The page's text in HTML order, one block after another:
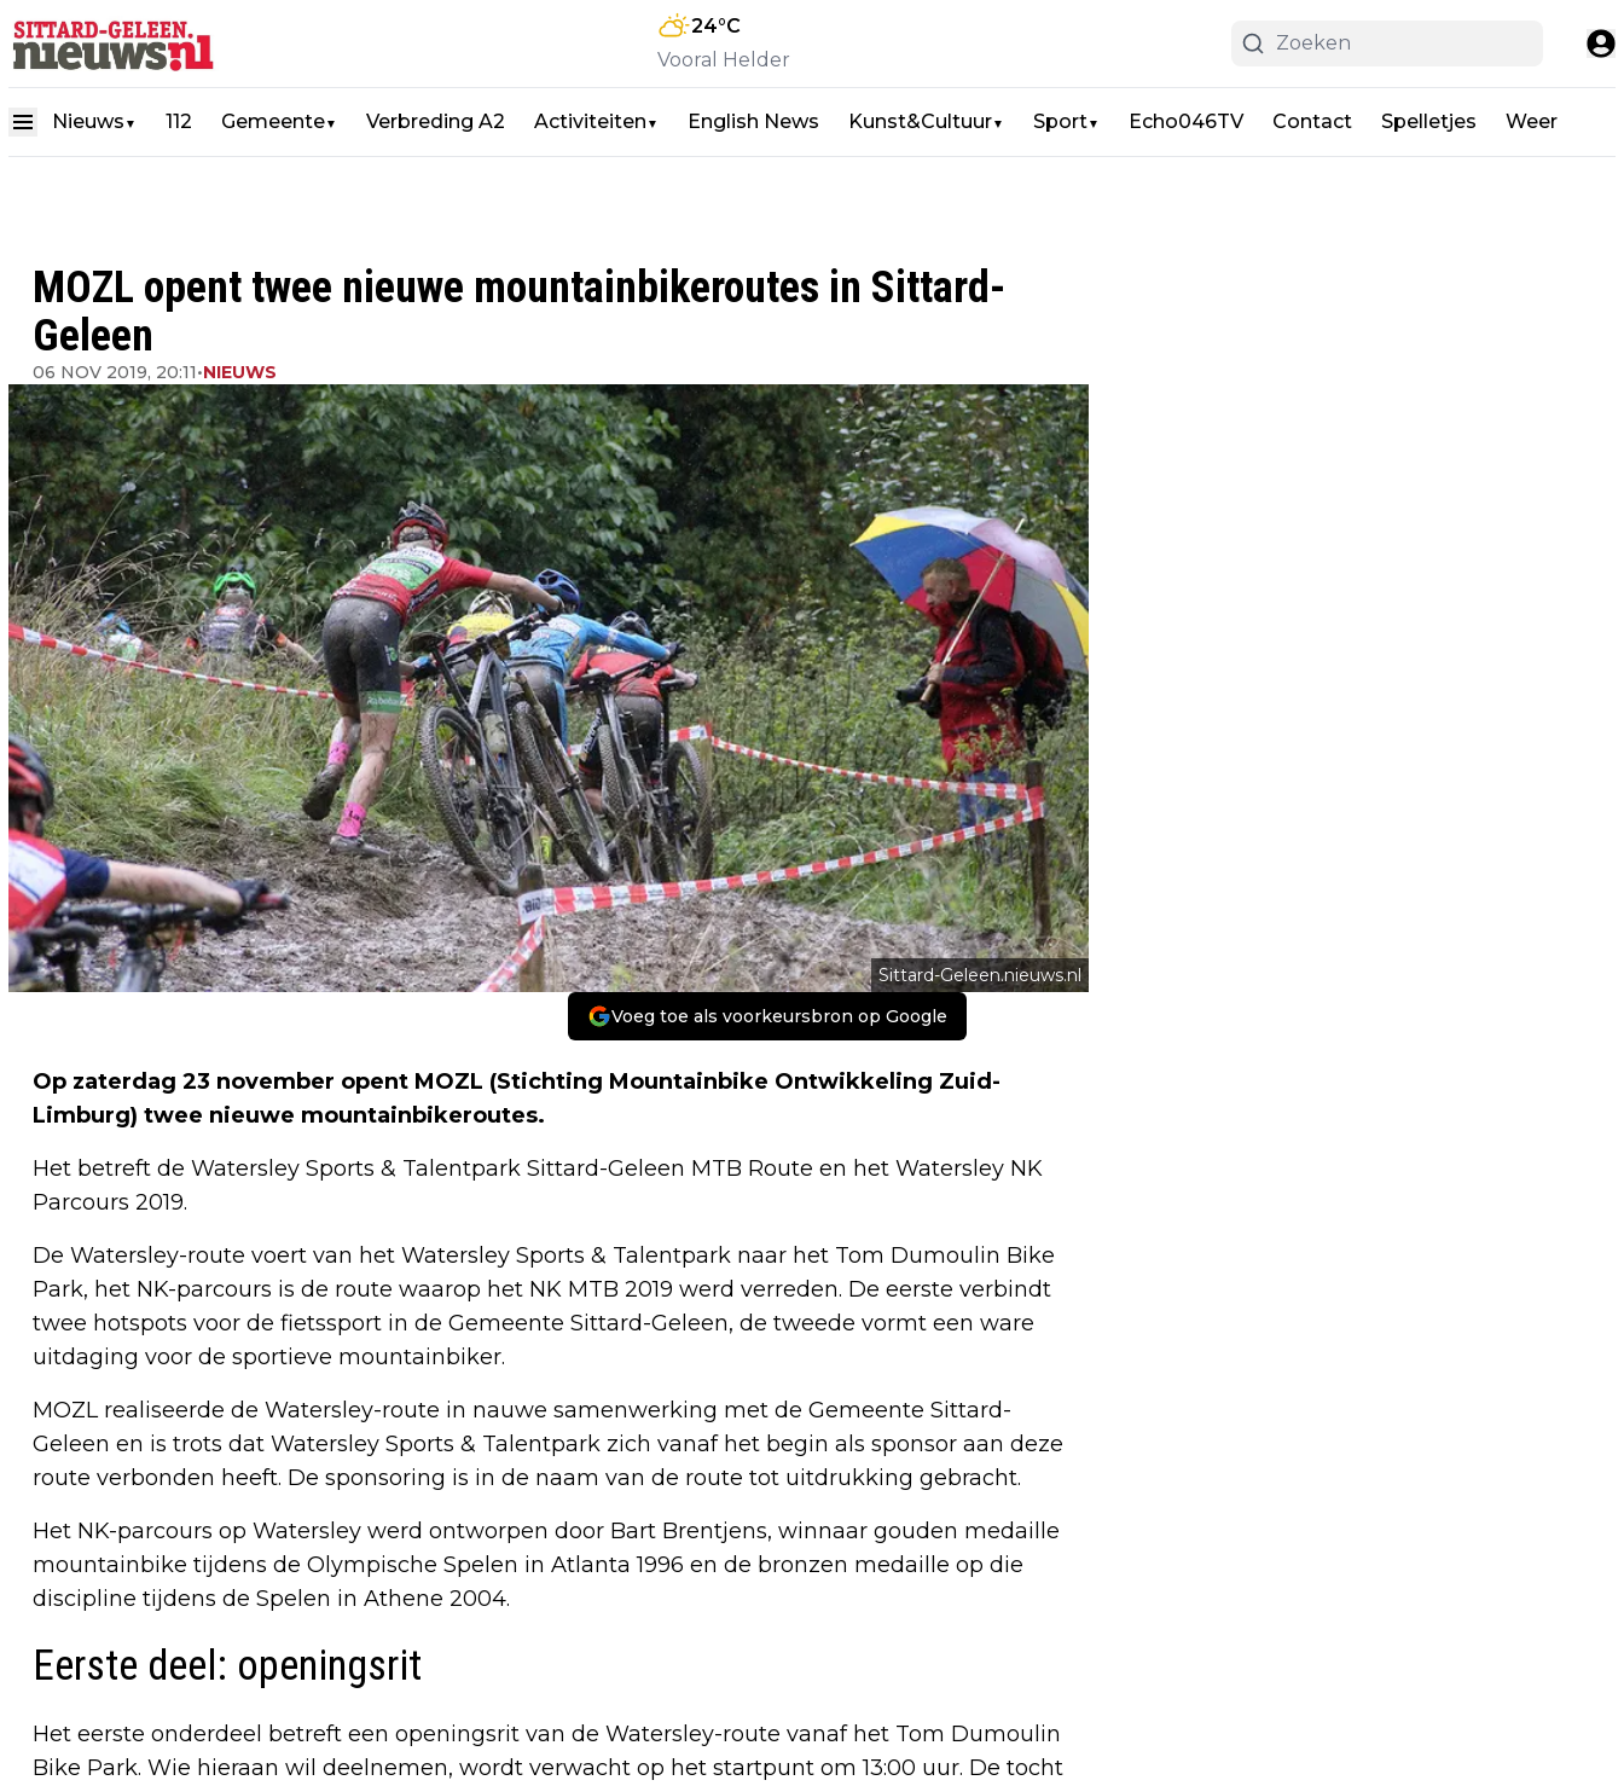
24°C
Vooral Helder
Nieuws ▼ 112 Gemeente▼ Verbreding A2 Activiteiten ▼ English News Kunst&Cultuur▼ Sport▼ Echo046TV Contact Spelletjes Weer
MOZL opent twee nieuwe mountainbikeroutes in Sittard-
Geleen
06 NOV 2019, 20:11•NIEUWS
Sittard-Geleen.nieuws.nl
Voeg toe als voorkeursbron op Google
Op zaterdag 23 november opent MOZL (Stichting Mountainbike Ontwikkeling Zuid-
Limburg) twee nieuwe mountainbikeroutes.
Het betreft de Watersley Sports & Talentpark Sittard-Geleen MTB Route en het Watersley NK
Parcours 2019.
De Watersley-route voert van het Watersley Sports & Talentpark naar het Tom Dumoulin Bike
Park, het NK-parcours is de route waarop het NK MTB 2019 werd verreden. De eerste verbindt
twee hotspots voor de fietssport in de Gemeente Sittard-Geleen, de tweede vormt een ware
uitdaging voor de sportieve mountainbiker.
MOZL realiseerde de Watersley-route in nauwe samenwerking met de Gemeente Sittard-
Geleen en is trots dat Watersley Sports & Talentpark zich vanaf het begin als sponsor aan deze
route verbonden heeft. De sponsoring is in de naam van de route tot uitdrukking gebracht.
Het NK-parcours op Watersley werd ontworpen door Bart Brentjens, winnaar gouden medaille
mountainbike tijdens de Olympische Spelen in Atlanta 1996 en de bronzen medaille op die
discipline tijdens de Spelen in Athene 2004.
Eerste deel: openingsrit
Het eerste onderdeel betreft een openingsrit van de Watersley-route vanaf het Tom Dumoulin
Bike Park. Wie hieraan wil deelnemen, wordt verwacht op het startpunt om 13:00 uur. De tocht